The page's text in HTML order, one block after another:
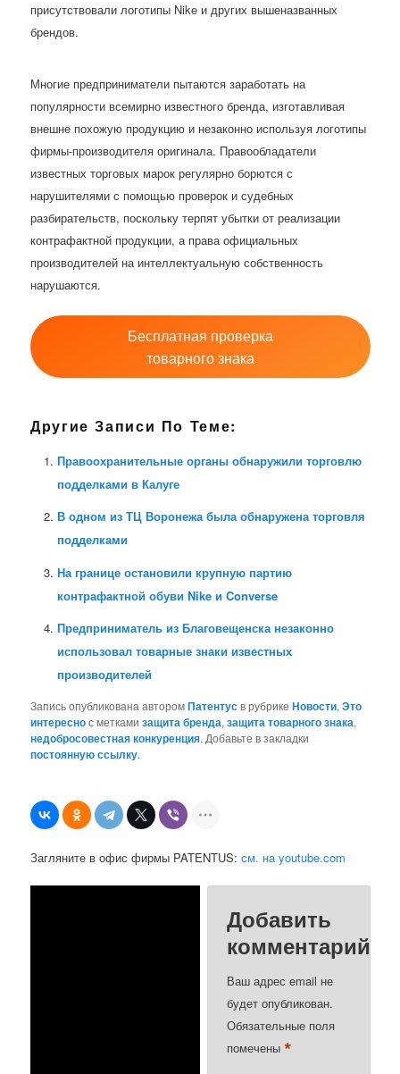
присутствовали логотипы Nike и других вышеназванных
брендов.
Многие предприниматели пытаются заработать на
популярности всемирно известного бренда, изготавливая
внешне похожую продукцию и незаконно используя логотипы
фирмы-производителя оригинала. Правообладатели
известных торговых марок регулярно борются с
нарушителями с помощью проверок и судебных
разбирательств, поскольку терпят убытки от реализации
контрафактной продукции, а права официальных
производителей на интеллектуальную собственность
нарушаются.
Бесплатная проверка
товарного знака
Другие Записи По Теме:
Правоохранительные органы обнаружили торговлю
подделками в Калуге
В одном из ТЦ Воронежа была обнаружена торговля
подделками
На границе остановили крупную партию
контрафактной обуви Nike и Converse
Предприниматель из Благовещенска незаконно
использовал товарные знаки известных
производителей
Запись опубликована авторомПатентусв рубрикеНовости,Это
интереснос меткамизащита бренда,защита товарного знака,
недобросовестная конкуренция. Добавьте в закладки
постоянную ссылку.
Загляните в офис фирмы PATENTUS:см. на youtube.com
Добавить
комментарий
Ваш адрес email не
будет опубликован.
Обязательные поля
помечены*